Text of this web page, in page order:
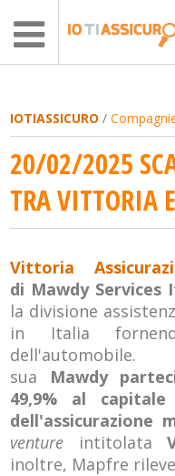
IOTIASSICURO /
20/02/2025
TRA VITTORIA
Vittoria
di Mawdy Services
la divisione
in Italia
sua Mawdy
49,9% al capitale
dell'assicurazione
venture intitolata
inoltre, Mapfre